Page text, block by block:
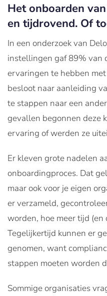
Het onboarden
en tijdrovend. Of
In een onderzoek van
instellingen gaf 89% van
ervaringen te hebben
besloot naar aanleiding
te stappen naar een
gevallen begonnen deze
ervaring of werden ze
Er kleven grote nadelen
onboardingproces. Dat
maar ook voor je eigen
er verzameld,
worden, hoe meer tijd (en
Tegelijkertijd kunnen er
genomen, want
stappen moeten worden
Sommige organisaties